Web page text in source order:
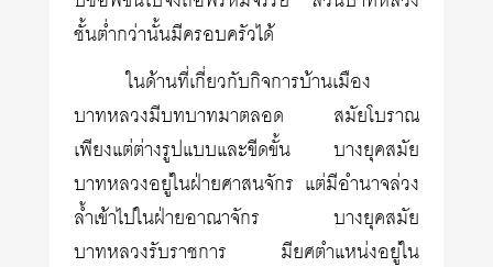
ชั้นต่ำกว่านั้นมีครอบครัวได้
ในด้านที่เกี่ยวกับกิจการบ้านเมือง
บาทหลวงมีบทบาทมาตลอด สมัยโบราณ
เพียงแต่ต่างรูปแบบและขีดขั้น บางยุคสมัย
บาทหลวงอยู่ในฝ่ายศาสนจักร แต่มีอำนาจล่วง
ล้ำเข้าไปในฝ่ายอาณาจักร บางยุคสมัย
บาทหลวงรับราชการ มียศตำแหน่งอยู่ใน